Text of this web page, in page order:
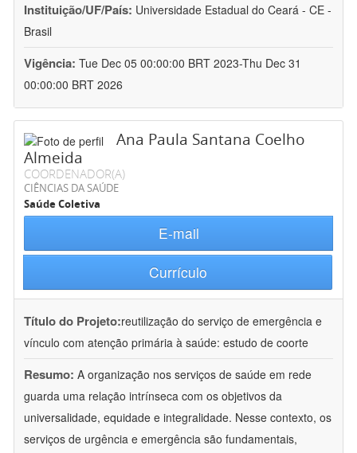
Instituição/UF/País: Universidade Estadual do Ceará - CE -
Brasil
Vigência: Tue Dec 05 00:00:00 BRT 2023-Thu Dec 31
00:00:00 BRT 2026
Ana Paula Santana Coelho
Almeida
COORDENADOR(A)
CIÊNCIAS DA SAÚDE
Saúde Coletiva
E-mail
Currículo
Título do Projeto:reutilização do serviço de emergência e
vínculo com atenção primária à saúde: estudo de coorte
Resumo: A organização nos serviços de saúde em rede
guarda uma relação intrínseca com os objetivos da
universalidade, equidade e integralidade. Nesse contexto, os
serviços de urgência e emergência são fundamentais,